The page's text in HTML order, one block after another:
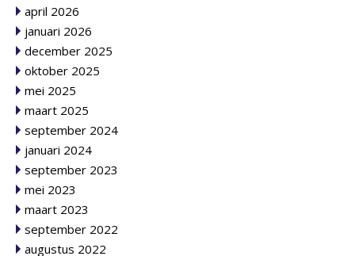
april 2026
januari 2026
december 2025
oktober 2025
mei 2025
maart 2025
september 2024
januari 2024
september 2023
mei 2023
maart 2023
september 2022
augustus 2022